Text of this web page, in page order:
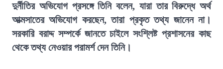
দুর্নীতির অভিযোগ প্রসঙ্গে তিনি বলেন, যারা তার বিরুদ্ধে অর্থ
আত্মসাতের অভিযোগ করছেন, তারা প্রকৃত তথ্য জানেন না।
সরকারি বরাদ্দ সম্পর্কে জানতে চাইলে সংশ্লিষ্ট প্রশাসনের কাছ
থেকে তথ্য নেওয়ার পরামর্শ দেন তিনি।